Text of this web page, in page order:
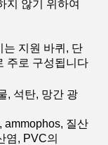
지 않기 위하여
는 지원 바퀴, 단
주로 구성됩니다
, 석탄, 망간 광
ammophos, 질산
염, PVC의